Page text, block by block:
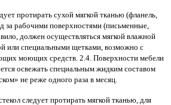
протирать сухой мягкой тканью (фланель,
за рабочими поверхностями (письменные,
должен осуществляться мягкой влажной
или специальными щетками, возможно с
моющих средств. 2.4. Поверхности мебели
освежать специальным жидким составом
не реже одного раза в месяц.
следует протирать мягкой тканью, для